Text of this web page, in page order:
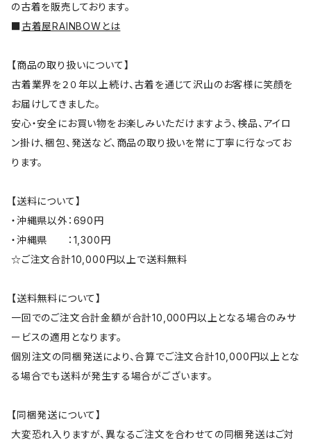
の古着を販売しております。
■古着屋RAINBOWとは
【商品の取り扱いについて】
古着業界を２０年以上続け、古着を通じて沢山のお客様に笑顔を
お届けしてきました。
安心・安全にお買い物をお楽しみいただけますよう、検品、アイロ
ン掛け、梱包、発送など、商品の取り扱いを常に丁寧に行なってお
ります。
【送料について】
・沖縄県以外：690円
・沖縄県 ：1,300円
☆ご注文合計10,000円以上で送料無料
【送料無料について】
一回でのご注文合計金額が合計10,000円以上となる場合のみサ
ービスの適用となります。
個別注文の同梱発送により、合算でご注文合計10,000円以上とな
る場合でも送料が発生する場合がございます。
【同梱発送について】
大変恐れ入りますが、異なるご注文を合わせての同梱発送はご対